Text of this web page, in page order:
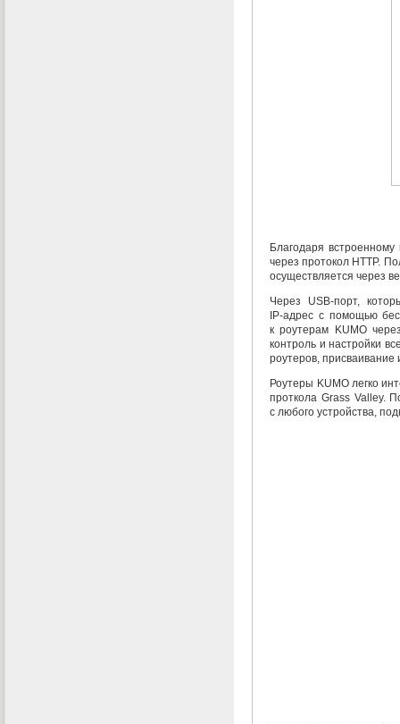
Благодаря встроенному
через протокол HTTP.
осуществляется через
Через USB-порт,
IP-адрес с помощью
к роутерам KUMO
контроль и настройки
роутеров, присваивание
Роутеры KUMO легко
проткола Grass Valley.
с любого устройства,